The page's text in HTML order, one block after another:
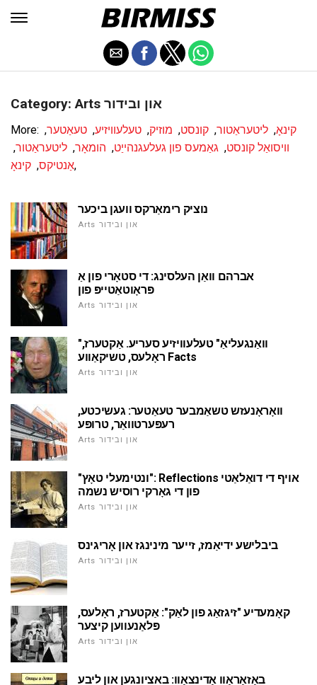
Category: Arts און ובידור
More: קינאָ, ליטעראַטור, קונסט, מוזיק, טעלעוויזיע, טעאַטער,
וויסואַל קונסט, גאַמעס פון געלעגנהייַט, הומאָר, ליטעראַטור,
אַנטיקס, קינאָ ,
נוציק רימאַרקס וועגן ביכער
Arts און ובידור
אברהם וואַן העלסינג: די סטאָרי פון אַ
פּראָוטאַטייפּ פון
Arts און ובידור
"וואַנגעליאַ" טעלעוויזיע סעריע. אַקטערז,
ראָלעס, טשיקאַווע Facts
Arts און ובידור
וואָראָנעזש טשאַמבער טעאַטער: געשיכטע,
רעפּערטוואַר, טרופּע
Arts און ובידור
"ונטימעלי טאָץ": Reflections אויף די דואַלאַטי
פון די גאָרקי רוסיש נשמה
Arts און ובידור
ביבלישע ידיאַמז, זייער מינינגז און אָריגינס
Arts און ובידור
קאָמעדיע "זיגזאַג פון לאַק": אַקטערז, ראָלעס,
פּלאַנעווען קיצער
Arts און ובידור
באַזאַראָוו אָדינצאָוו: באציונגען און ליבע